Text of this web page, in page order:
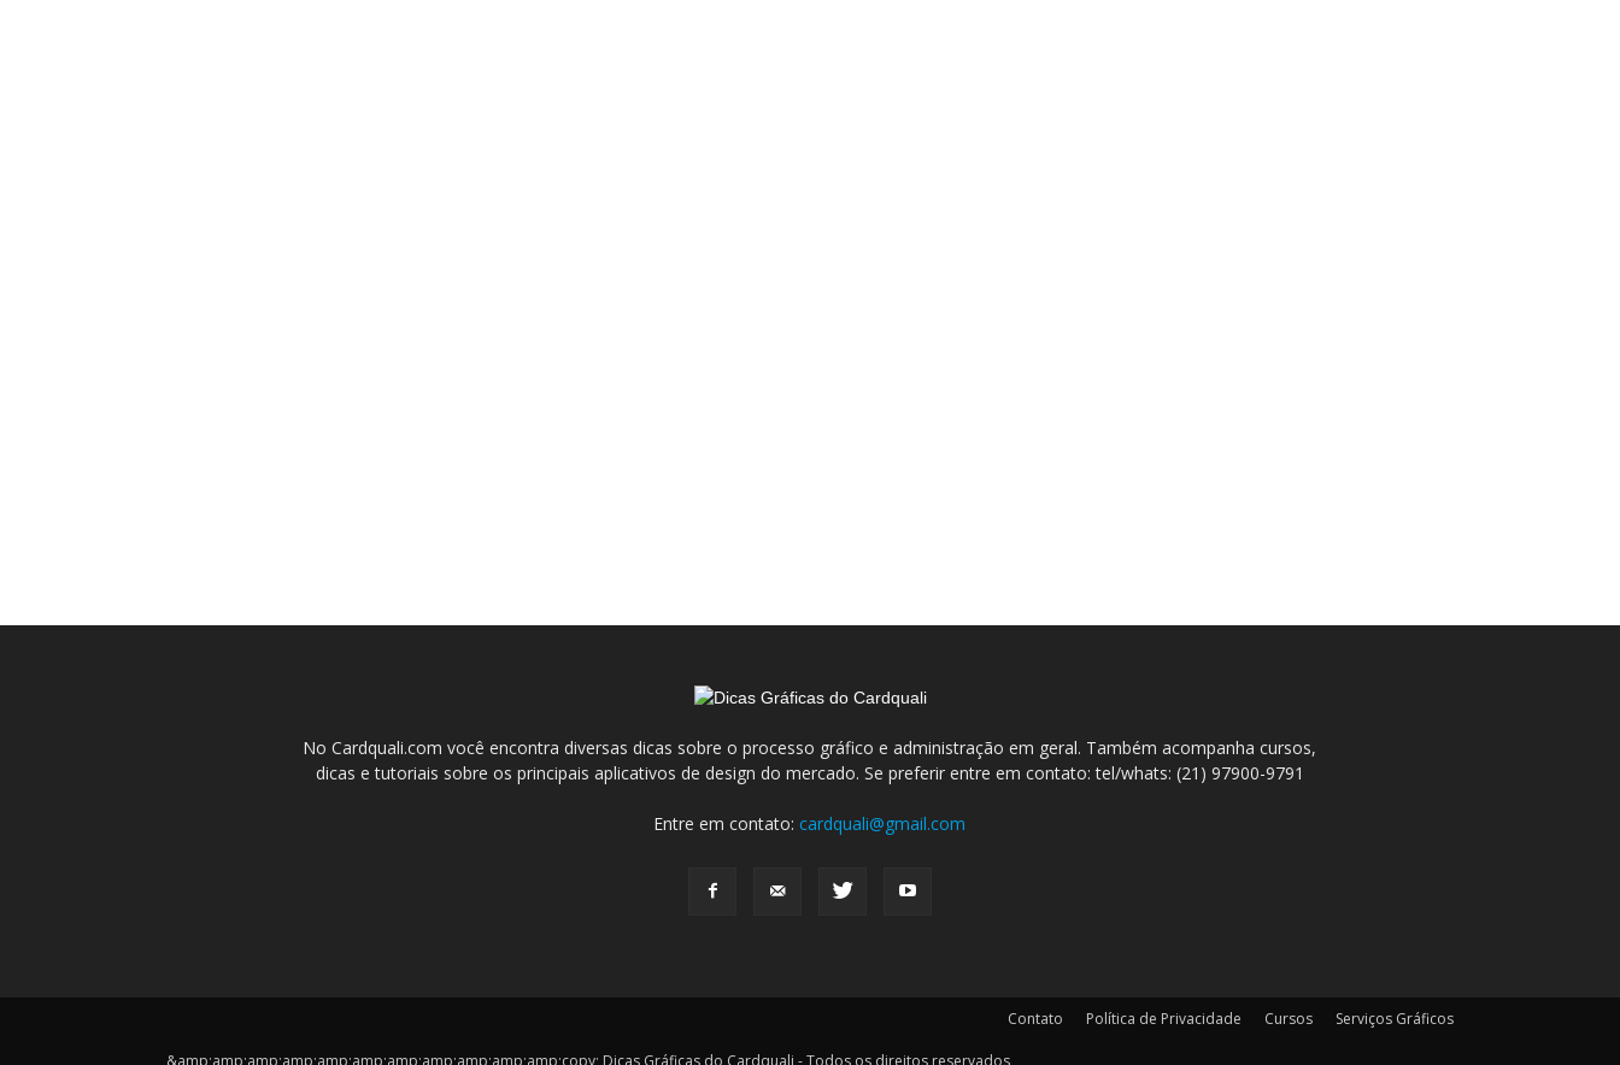
No Cardquali.com você encontra diversas dicas sobre o processo gráfico e administração em geral. Também acompanha cursos,
dicas e tutoriais sobre os principais aplicativos de design do mercado. Se preferir entre em contato: tel/whats: (21) 97900-9791
Entre em contato:cardquali@gmail.com
Contato Política de Privacidade Cursos Serviços Gráficos
&amp;amp;amp;amp;amp;amp;amp;amp;amp;amp;amp;copy; Dicas Gráficas do Cardquali - Todos os direitos reservados